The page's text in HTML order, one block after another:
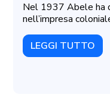
Nel 1937 Abele ha
nell’impresa
LEGGI TUTTO